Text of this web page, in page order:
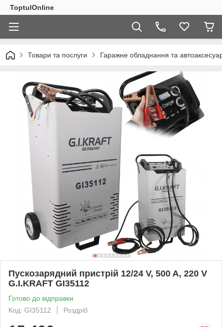
ToptulOnline
Товари та послуги Гаражне обладнання та
Пускозарядний пристрій 12/24 V, 500 A, 220 V
G.I.KRAFT GI35112
Готово до відправки
Код: GI35112
Роздріб